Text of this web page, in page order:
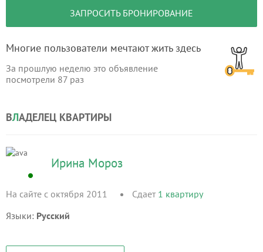
ЗАПРОСИТЬ БРОНИРОВАНИЕ
Многие пользователи мечтают жить здесь
За прошлую неделю это объявление
посмотрели 87 раз
ВЛАДЕЛЕЦ КВАРТИРЫ
Ирина Мороз
На сайте с октября 2011 Сдает 1 квартиру
Языки: Русский